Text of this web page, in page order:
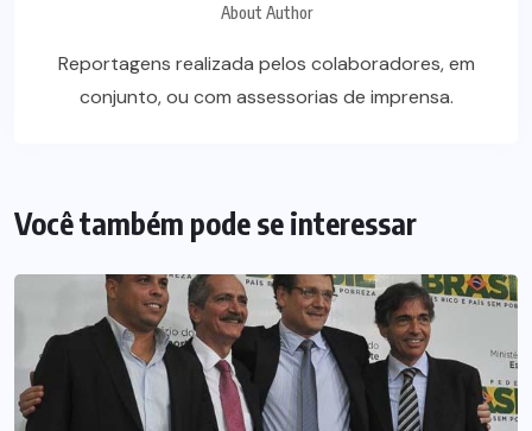
About Author
Reportagens realizada pelos colaboradores, em
conjunto, ou com assessorias de imprensa.
Você também pode se interessar